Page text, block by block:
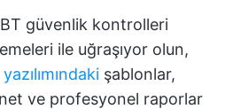
güvenlik kontrolleri
ile uğraşıyor olun,
şablonlar,
ve profesyonel raporlar